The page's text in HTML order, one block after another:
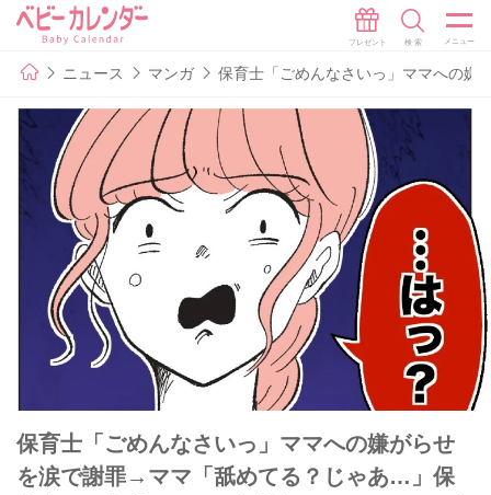
ニュース マンガ 保育士「ごめんなさいっ」ママへの
保育士「ごめんなさいっ」ママへの嫌がらせ
を涙で謝罪→ママ「舐めてる？じゃあ…」保